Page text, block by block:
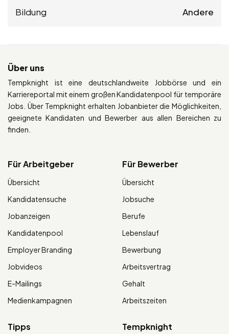
Bildung Andere
Über uns
Tempknight ist eine deutschlandweite Jobbörse und ein
Karriereportal mit einem großen Kandidatenpool für temporäre
Jobs. Über Tempknight erhalten Jobanbieter die Möglichkeiten,
geeignete Kandidaten und Bewerber aus allen Bereichen zu
finden.
Für Arbeitgeber
Übersicht
Kandidatensuche
Jobanzeigen
Kandidatenpool
Employer Branding
Jobvideos
E-Mailings
Medienkampagnen
Für Bewerber
Übersicht
Jobsuche
Berufe
Lebenslauf
Bewerbung
Arbeitsvertrag
Gehalt
Arbeitszeiten
Tipps Tempknight